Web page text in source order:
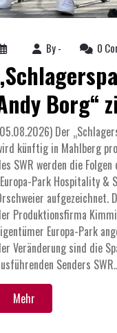
By - 0
Borg“
Der
künftig in Mahlberg
SWR werden die
Park Hospitality &
aufgezeichnet.
Produktionsfirma
Europa-Park
Veränderung sind die
Senders
Mehr